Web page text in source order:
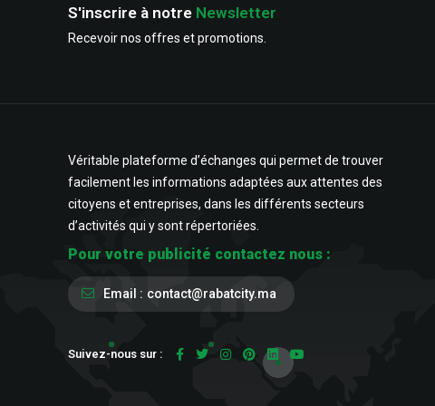
S'inscrire à notre Newsletter
Recevoir nos offres et promotions.
Véritable plateforme d’échanges qui permet de trouver
facilement les informations adaptées aux attentes des
citoyens et entreprises, dans les différents secteurs
d’activités qui y sont répertoriées.
Pour votre publicité contactez nous :
Email : contact@rabatcity.ma
Suivez-nous sur :